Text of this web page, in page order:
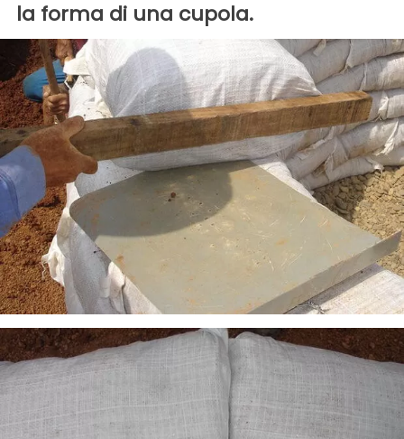
la forma di una cupola.